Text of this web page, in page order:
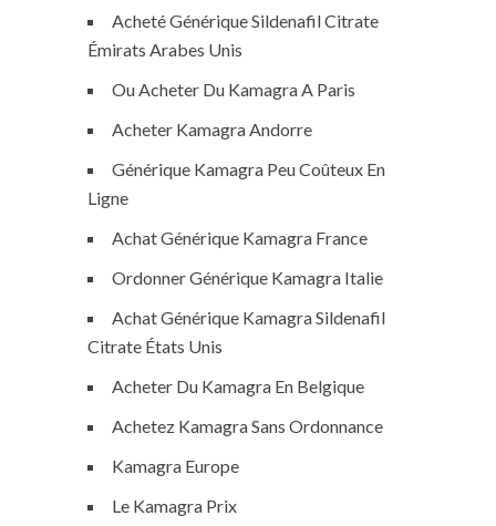
Acheté Générique Sildenafil Citrate
Émirats Arabes Unis
Ou Acheter Du Kamagra A Paris
Acheter Kamagra Andorre
Générique Kamagra Peu Coûteux En
Ligne
Achat Générique Kamagra France
Ordonner Générique Kamagra Italie
Achat Générique Kamagra Sildenafil
Citrate États Unis
Acheter Du Kamagra En Belgique
Achetez Kamagra Sans Ordonnance
Kamagra Europe
Le Kamagra Prix